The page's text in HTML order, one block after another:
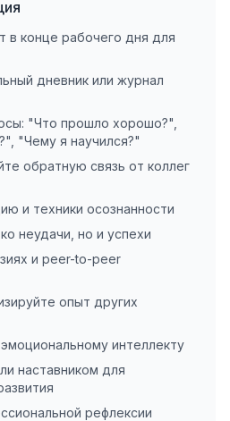
в конце рабочего дня для
дневник или журнал
"Что прошло хорошо?",
"Чему я научился?"
обратную связь от коллег
и техники осознанности
неудачи, но и успехи
и peer-to-peer
опыт других
интеллекту
наставником для
рефлексии